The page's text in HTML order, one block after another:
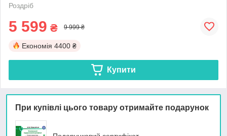
Роздріб
5 599 ₴ 9 999 ₴
Економія 4400 ₴
Купити
При купівлі цього товару отримайте подарунок